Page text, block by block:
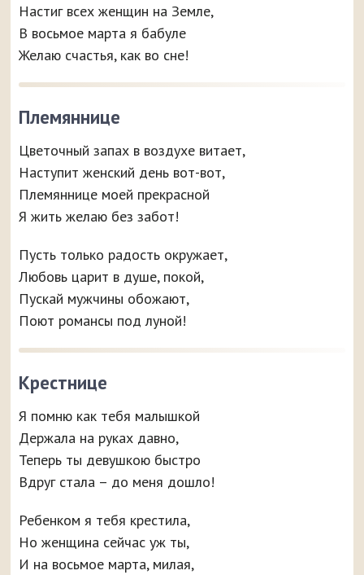
Настиг всех женщин на Земле,
В восьмое марта я бабуле
Желаю счастья, как во сне!
Племяннице
Цветочный запах в воздухе витает,
Наступит женский день вот-вот,
Племяннице моей прекрасной
Я жить желаю без забот!
Пусть только радость окружает,
Любовь царит в душе, покой,
Пускай мужчины обожают,
Поют романсы под луной!
Крестнице
Я помню как тебя малышкой
Держала на руках давно,
Теперь ты девушкою быстро
Вдруг стала – до меня дошло!
Ребенком я тебя крестила,
Но женщина сейчас уж ты,
И на восьмое марта, милая,